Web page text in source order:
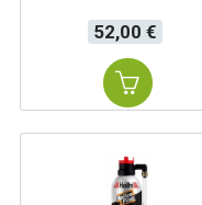
Precio
52,00 €